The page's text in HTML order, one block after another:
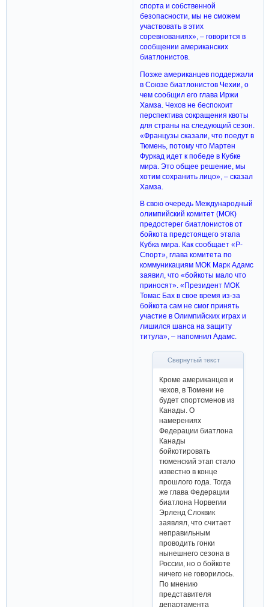
спорта и собственной
безопасности, мы не сможем
участвовать в этих
соревнованиях», – говорится в
сообщении американских
биатлонистов.
Позже американцев поддержали
в Союзе биатлонистов Чехии, о
чем сообщил его глава Иржи
Хамза. Чехов не беспокоит
перспектива сокращения квоты
для страны на следующий сезон.
«Французы сказали, что поедут в
Тюмень, потому что Мартен
Фуркад идет к победе в Кубке
мира. Это общее решение, мы
хотим сохранить лицо», – сказал
Хамза.
В свою очередь Международный
олимпийский комитет (МОК)
предостерег биатлонистов от
бойкота предстоящего этапа
Кубка мира. Как сообщает «Р-
Спорт», глава комитета по
коммуникациям МОК Марк Адамс
заявил, что «бойкоты мало что
приносят». «Президент МОК
Томас Бах в свое время из-за
бойкота сам не смог принять
участие в Олимпийских играх и
лишился шанса на защиту
титула», – напомнил Адамс.
Свернутый текст
Кроме американцев и
чехов, в Тюмени не
будет спортсменов из
Канады. О
намерениях
Федерации биатлона
Канады
бойкотировать
тюменский этап стало
известно в конце
прошлого года. Тогда
же глава Федерации
биатлона Норвегии
Эрленд Слоквик
заявлял, что считает
неправильным
проводить гонки
нынешнего сезона в
России, но о бойкоте
ничего не говорилось.
По мнению
представителя
департамента